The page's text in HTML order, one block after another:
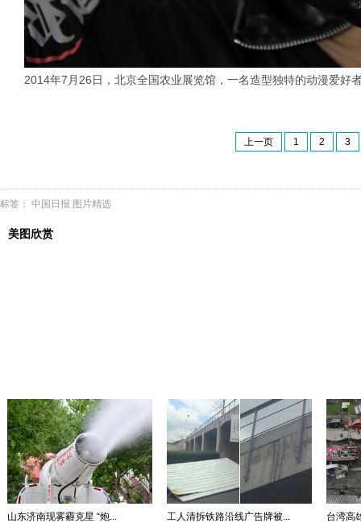
2014年7月26日，北京全国农业展览馆，一名造型独特的动漫爱
上一页 1 2 3
标签： 中国日报 图片精选
美图欣赏
山东济南现雾霾克星 “炮... 工人清拆铁路沿线广告牌被... 台湾高